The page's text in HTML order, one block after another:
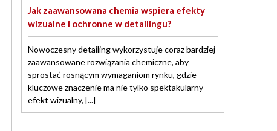
Jak zaawansowana chemia wspiera efekty
wizualne i ochronne w detailingu?
Nowoczesny detailing wykorzystuje coraz bardziej
zaawansowane rozwiązania chemiczne, aby
sprostać rosnącym wymaganiom rynku, gdzie
kluczowe znaczenie ma nie tylko spektakularny
efekt wizualny, [...]